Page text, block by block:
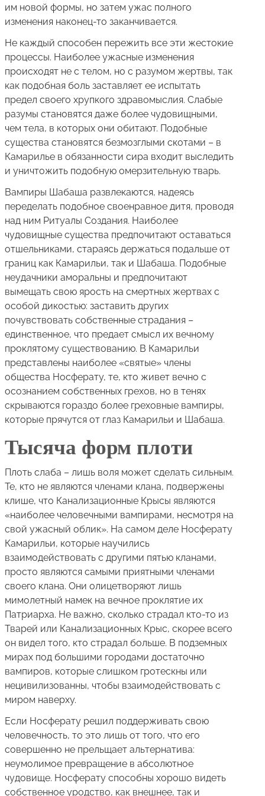
им новой формы, но затем ужас полного
изменения наконец-то заканчивается.
Не каждый способен пережить все эти жестокие
процессы. Наиболее ужасные изменения
происходят не с телом, но с разумом жертвы, так
как подобная боль заставляет ее испытать
предел своего хрупкого здравомыслия. Слабые
разумы становятся даже более чудовищными,
чем тела, в которых они обитают. Подобные
существа становятся безмозглыми скотами – в
Камарилье в обязанности сира входит выследить
и уничтожить подобную омерзительную тварь.
Вампиры Шабаша развлекаются, надеясь
переделать подобное своенравное дитя, проводя
над ним Ритуалы Создания. Наиболее
чудовищные существа предпочитают оставаться
отшельниками, стараясь держаться подальше от
границ как Камарильи, так и Шабаша. Подобные
неудачники аморальны и предпочитают
вымещать свою ярость на смертных жертвах с
особой дикостью: заставить других
почувствовать собственные страдания –
единственное, что предает смысл их вечному
проклятому существованию. В Камарильи
представлены наиболее «святые» члены
общества Носферату, те, кто живет вечно с
осознанием собственных грехов, но в тенях
скрываются гораздо более греховные вампиры,
которые прячутся от глаз Камарильи и Шабаша.
Тысяча форм плоти
Плоть слаба – лишь воля может сделать сильным.
Те, кто не являются членами клана, подвержены
клише, что Канализационные Крысы являются
«наиболее человечными вампирами, несмотря на
свой ужасный облик». На самом деле Носферату
Камарильи, которые научились
взаимодействовать с другими пятью кланами,
просто являются самыми приятными членами
своего клана. Они олицетворяют лишь
мимолетный намек на вечное проклятие их
Патриарха. Не важно, сколько страдал кто-то из
Тварей или Канализационных Крыс, скорее всего
он видел того, кто страдал больше. В подземных
мирах под большими городами достаточно
вампиров, которые слишком гротескны или
нецивилизованны, чтобы взаимодействовать с
миром наверху.
Если Носферату решил поддерживать свою
человечность, то это лишь от того, что его
совершенно не прельщает альтернатива:
неумолимое превращение в абсолютное
чудовище. Носферату способны хорошо видеть
собственное уродство, как внешнее, так и